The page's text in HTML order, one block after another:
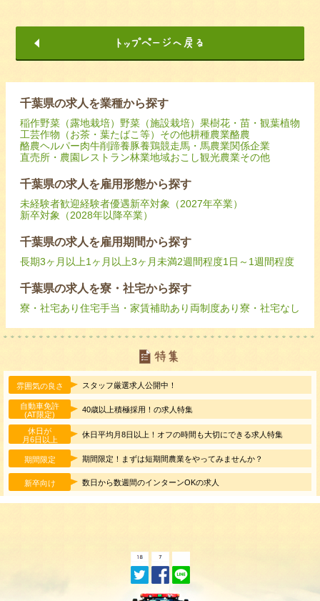
千葉県の求人を業種から探す
稲作野菜（露地栽培） 野菜（施設栽培） 果樹花・苗・観葉植物
工芸作物（お茶・葉たばこ等） その他耕種農業酪農
酪農ヘルパー肉牛削蹄養豚養鶏競走馬・馬農業関係企業
直売所・農園レストラン林業地域おこし観光農業その他
千葉県の求人を雇用形態から探す
未経験者歓迎経験者優遇新卒対象（2027年卒業）
新卒対象（2028年以降卒業）
千葉県の求人を雇用期間から探す
長期3ヶ月以上1ヶ月以上3ヶ月未満2週間程度1日～1週間程度
千葉県の求人を寮・社宅から探す
寮・社宅あり住宅手当・家賃補助あり 両制度あり寮・社宅なし
雰囲気の良さ スタッフ厳選求人公開中！
自動車免許
(AT限定)
40歳以上積極採用！の求人特集
休日が
月6日以上
休日平均月8日以上！オフの時間も大切にできる求人特集
期間限定 期間限定！まずは短期間農業をやってみませんか？
新卒向け 数日から数週間のインターンOKの求人